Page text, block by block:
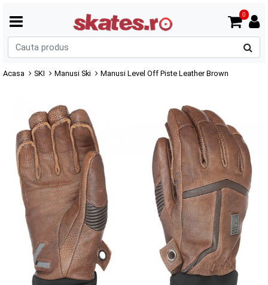
0
Acasa SKI Manusi Ski Manusi Level Off Piste Leather Brown